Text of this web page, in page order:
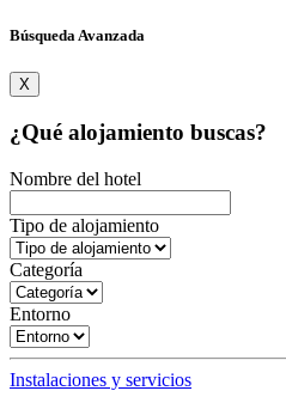
Búsqueda Avanzada
X
¿Qué alojamiento buscas?
Nombre del hotel
Tipo de alojamiento
Categoría
Entorno
Instalaciones y servicios